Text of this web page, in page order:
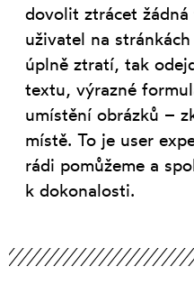
dovolit ztrácet
uživatel na
úplně ztratí, tak
textu, výrazné
umístění obrázků –
místě. To je user
rádi pomůžeme a
k dokonalosti.